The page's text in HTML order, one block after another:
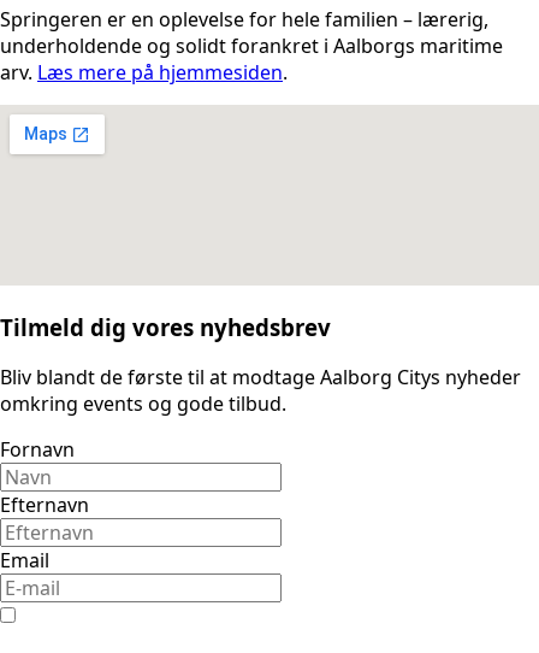
Springeren er en oplevelse for hele familien – lærerig,
underholdende og solidt forankret i Aalborgs maritime
arv. Læs mere på hjemmesiden.
Tilmeld dig vores nyhedsbrev
Bliv blandt de første til at modtage Aalborg Citys nyheder
omkring events og gode tilbud.
Fornavn
Efternavn
Email